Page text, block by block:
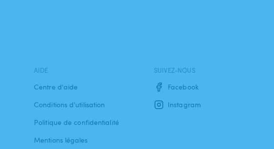
AIDE
Centre d'aide
Conditions d'utilisation
Politique de confidentialité
Mentions légales
SUIVEZ-NOUS
Facebook
Instagram